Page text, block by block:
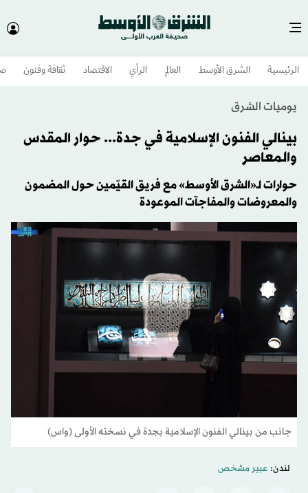
الرئيسية الشرق الأوسط​ العالم الرأي الاقتصاد ثقافة وفنون
يوميات الشرق
بينالي الفنون الإسلامية في جدة... حوار المقدس
والمعاصر
حوارات لـ«الشرق الأوسط» مع فريق القيّمين حول المضمون
والمعروضات والمفاجآت الموعودة
جانب من بينالي الفنون الإسلامية بجدة في نسخته الأولى (واس)
لندن: عبير مشخص